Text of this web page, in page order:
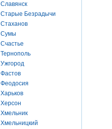
Славянск
Старые Безрадычи
Стаханов
Сумы
Счастье
Тернополь
Ужгород
Фастов
Феодосия
Харьков
Херсон
Хмельник
Хмельницкий